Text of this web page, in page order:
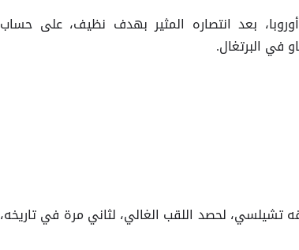
بعد انتصاره المثير بهدف نظيف، على حساب
في البرتغال.
تشيلسي، لحصد اللقب الغالي، لثاني مرة في تاريخه،